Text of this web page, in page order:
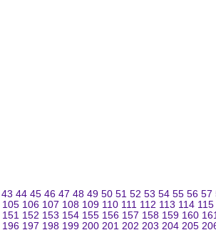
43 44 45 46 47 48 49 50 51 52 53 54 55 56 57
105 106 107 108 109 110 111 112 113 114 115
151 152 153 154 155 156 157 158 159 160
196 197 198 199 200 201 202 203 204 205